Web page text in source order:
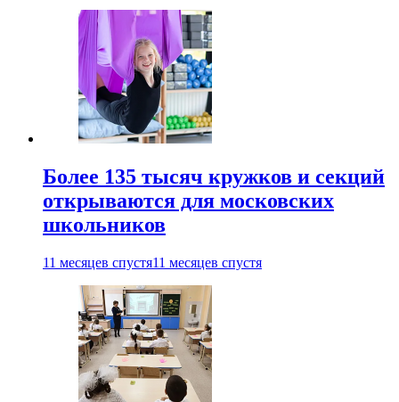
Более 135 тысяч кружков и секций
открываются для московских
школьников
11 месяцев спустя11 месяцев спустя